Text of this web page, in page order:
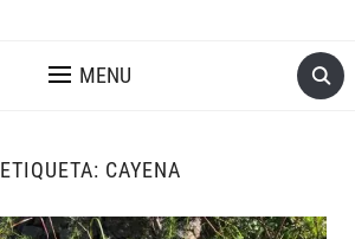
MENU
ETIQUETA: CAYENA